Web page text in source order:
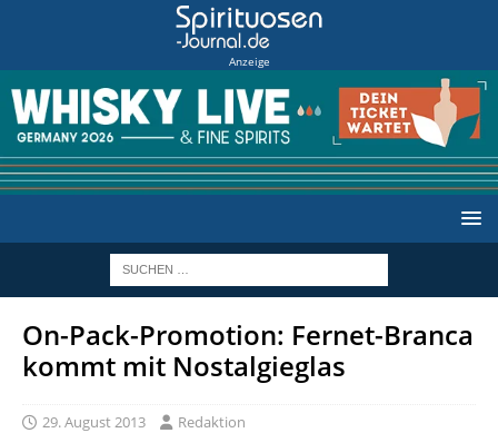
Anzeige
On-Pack-Promotion: Fernet-Branca
kommt mit Nostalgieglas
29. August 2013 Redaktion